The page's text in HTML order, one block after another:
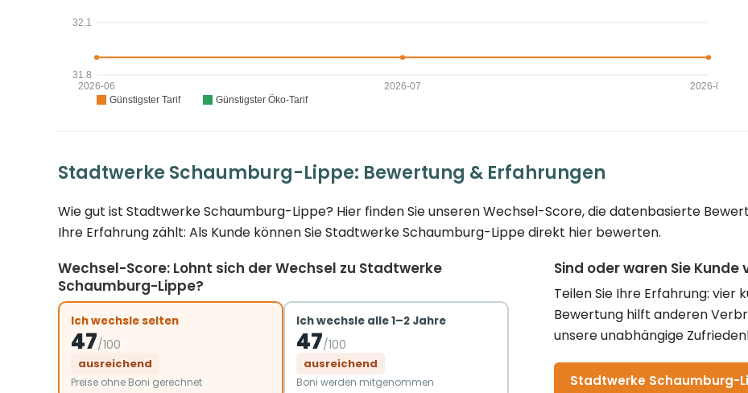
Stadtwerke Schaumburg-Lippe: Bewertung & Erfahrungen
Wie gut ist Stadtwerke Schaumburg-Lippe? Hier finden Sie unseren Wechsel-Score, die datenbasierte
Ihre Erfahrung zählt: Als Kunde können Sie Stadtwerke Schaumburg-Lippe direkt hier bewerten.
Wechsel-Score: Lohnt sich der Wechsel zu Stadtwerke
Schaumburg-Lippe?
Ich wechsle selten
47/100
ausreichend
Preise ohne Boni gerechnet
Ich wechsle alle 1–2 Jahre
47/100
ausreichend
Boni werden mitgenommen
Sind oder waren Sie
Teilen Sie Ihre Erfahrung: vier
Bewertung hilft anderen
unsere unabhängige
Stadtwerke Schaumburg-